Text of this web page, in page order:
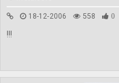
18-12-2006 558 0
!!!